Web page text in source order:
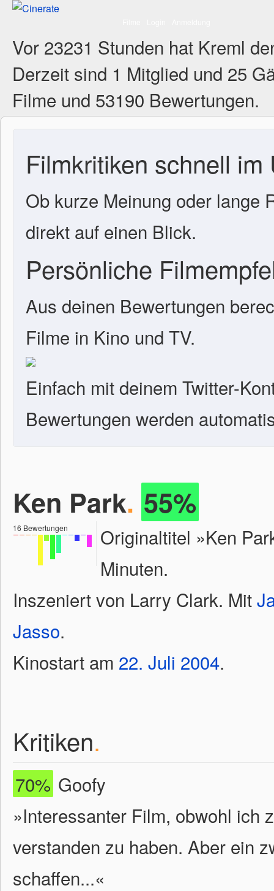
Vor 23231 Stunden hat Kreml
Derzeit sind 1 Mitglied und 25
Filme und 53190 Bewertungen.
Filmkritiken schnell im
Ob kurze Meinung oder lange
direkt auf einen Blick.
Persönliche
Aus deinen Bewertungen
Filme in Kino und TV.
Einfach mit deinem Twitter-
Bewertungen werden
Ken Park. 55%
16 Bewertungen
Originaltitel »Ken
Minuten.
Inszeniert von Larry Clark. Mit
Jasso.
Kinostart am 22. Juli 2004.
Kritiken.
70% Goofy
»Interessanter Film, obwohl ich
verstanden zu haben. Aber ein
schaffen...«